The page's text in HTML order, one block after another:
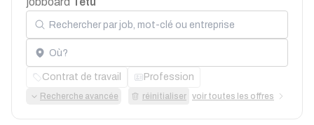
Rechercher par job, mot-clé ou entreprise
Localisation
Contrat de travail Profession
Recherche avancée réinitialiser voir toutes les offres